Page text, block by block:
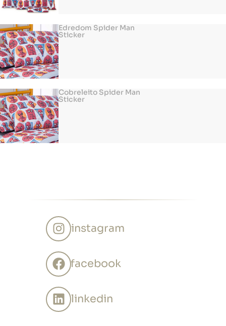
Edredom Spider Man
Sticker
Cobreleito Spider Man
Sticker
instagram
facebook
linkedin